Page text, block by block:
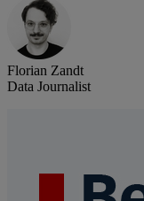
Florian Zandt
Data Journalist